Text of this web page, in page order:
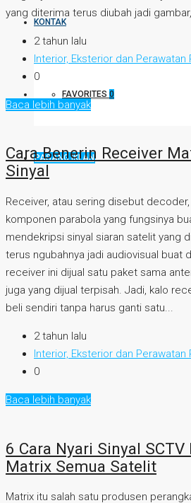
KONTAK
FAVORITES 0
PASANG IKLAN
yang diterima terus diubah jadi
2 tahun lalu
Interior, Eksterior dan Perawatan
0
Baca lebih banyak
Cara Benerin Receiver
Sinyal
Receiver, atau sering disebut
komponen parabola yang fungsinya
mendekripsi sinyal siaran satelit yang
terus ngubahnya jadi audiovisual buat
receiver ini dijual satu paket sama
juga yang dijual terpisah. Jadi, kalo
beli sendiri tanpa harus ganti satu...
2 tahun lalu
Interior, Eksterior dan Perawatan
0
Baca lebih banyak
6 Cara Nyari Sinyal SCTV
Matrix Semua Satelit
Matrix itu salah satu produsen